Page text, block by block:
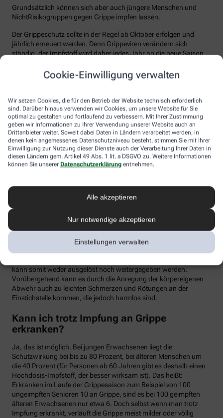
Cookie-Einwilligung verwalten
Wir setzen Cookies, die für den Betrieb der Website technisch erforderlich
sind. Darüber hinaus verwenden wir Cookies, um unsere Website für Sie
optimal zu gestalten und fortlaufend zu verbessern. Mit Ihrer Zustimmung
geben wir Informationen zu Ihrer Verwendung unserer Website auch an
Drittanbieter weiter. Soweit dabei Daten in Ländern verarbeitet werden, in
denen kein angemessenes Datenschutzniveau besteht, stimmen Sie mit Ihrer
Einwilligung zur Nutzung dieser Dienste auch der Verarbeitung Ihrer Daten in
diesen Ländern gem. Artikel 49 Abs. 1 lit. a DSGVO zu. Weitere Informationen
können Sie unserer Datenschutzerklärung entnehmen.
Alle akzeptieren
Nur notwendige akzeptieren
Einstellungen verwalten
Grundsätzlich können sich aber auch jüngere Menschen und
NichtRisikogruppen gegen Grippe impfen lassen.
Der Grippeschutz sollte in der Regel ab Oktober erfolgen und
jährlich erneuert werden. Denn Grippeviren verändern sich
ständig, der Impfstoff wird daher jedes Jahr an die neue Saison
der Körper einen ausreichenden Schutz vor einer Ansteckung
aufgebaut hat. Auch eine spätere Impfung zu Beginn des Jahres
Wie sicher ist der Impfstoff?
Jeder Grippeimpfstoff, der in Deutschland verwendet wird, muss
ein streng reguliertes Zulassungsverfahren durchlaufen. Hierbei
muss die Qualität, Wirksamkeit und Verträglichkeit in
wissenschaftlichen Studien nachgewiesen werden. Die Freigabe
erfolgt nach weiteren Prüfungen schließlich durch das Paul-
der Freigabe stetig weiter beobachtet.
Die Grippeimpfung ist in aller Regel gut verträglich. In den ersten
Frösteln oder Kopf- und Gliederschmerzen auftreten, die aber
meist binnen weniger Tage wieder abklingen. Mit einer Grippe
haben die Symptome allerdings nichts zu tun. Denn üblicherweise
kann somit weder ausgelöst noch weitergegeben werden.
Vorübergehend kann es durch die Anregung der körpereigenen
Abwehr auch zu leichten Schmerzen und Rötungen an der
Einstichstelle kommen, die jedoch harmlos sind.
Kann ich trotz Impfung an Grippe
erkranken?
Ja, das ist möglich. Bei jungen Erwachsenen liegt die
Schutzwirkung bei bis zu 80 Prozent, bei älteren Menschen um
die 40 Prozent (für Personen ab 60 Jahren gibt es deshalb einen
Hochdosis-Impfstoff, der besser wirksam ist). Das heißt:
Erkranken im Laufe der Grippesaison zum Beispiel von 100
ungeimpften Senioren 10 an Grippe, sind es bei 100 geimpften
älteren Erwachsenen nur etwa 6. Doch selbst wenn man trotz
Impfung erkrankt, verläuft die Grippe meist milder oder völlig